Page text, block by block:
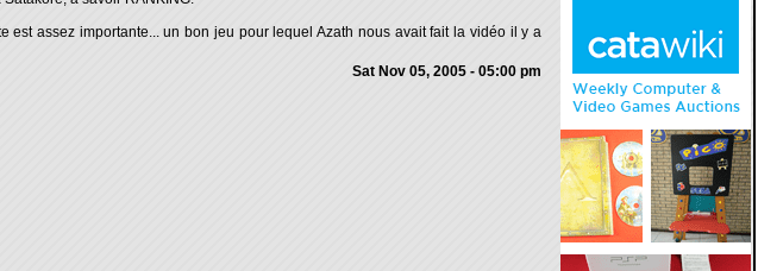
est assez importante... un bon jeu pour lequel Azath nous avait fait la vidéo il y a
Sat Nov 05, 2005 - 05:00 pm